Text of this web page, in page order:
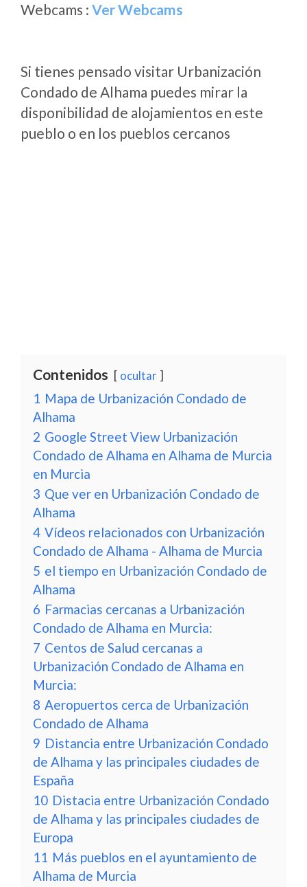
Webcams : Ver Webcams
Si tienes pensado visitar Urbanización
Condado de Alhama puedes mirar la
disponibilidad de alojamientos en este
pueblo o en los pueblos cercanos
Contenidos ocultar
1 Mapa de Urbanización Condado de
Alhama
2 Google Street View Urbanización
Condado de Alhama en Alhama de Murcia
en Murcia
3 Que ver en Urbanización Condado de
Alhama
4 Vídeos relacionados con Urbanización
Condado de Alhama - Alhama de Murcia
5 el tiempo en Urbanización Condado de
Alhama
6 Farmacias cercanas a Urbanización
Condado de Alhama en Murcia:
7 Centos de Salud cercanas a
Urbanización Condado de Alhama en
Murcia:
8 Aeropuertos cerca de Urbanización
Condado de Alhama
9 Distancia entre Urbanización Condado
de Alhama y las principales ciudades de
España
10 Distacia entre Urbanización Condado
de Alhama y las principales ciudades de
Europa
11 Más pueblos en el ayuntamiento de
Alhama de Murcia